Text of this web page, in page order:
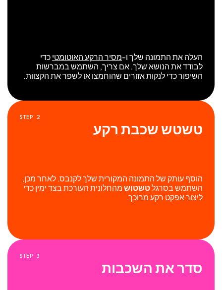
העלה את התמונה שלך ו-מסיר הרקע האוטומטי כדי
לבודד את הנושא שלך. אם צריך, השתמש במברשות
השיפור כדי לנקות אזורים שהוחמצו או לשפר את הקצוות.
STEP 2
טשטש שכבת רקע
הוסף עותק של התמונה המקורית שלך לקנבס. לאחר מכן,
השתמש בסרגלטשטוש מהחלונית העורכת בצד ימין כדי
ליצור אפקט רקע מרוכך.
STEP 3
סדר את השכבות